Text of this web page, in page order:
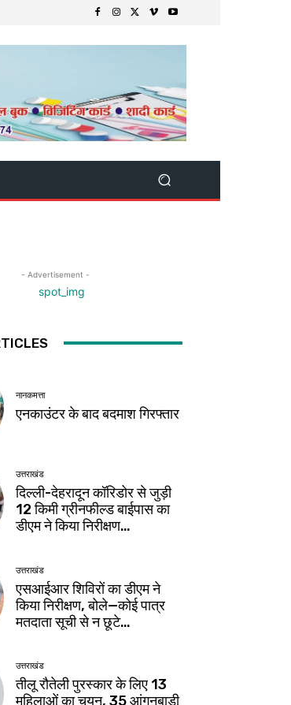
- Advertisement -
नानकमत्ता
एनकाउंटर के बाद बदमाश गिरफ्तार
उत्तराखंड
दिल्ली-देहरादून कॉरिडोर से जुड़ी
12 किमी ग्रीनफील्ड बाईपास का
डीएम ने किया निरीक्षण…
उत्तराखंड
एसआईआर शिविरों का डीएम ने
किया निरीक्षण, बोले—कोई पात्र
मतदाता सूची से न छूटे…
उत्तराखंड
तीलू रौतेली पुरस्कार के लिए 13
महिलाओं का चयन, 35 आंगनबाड़ी